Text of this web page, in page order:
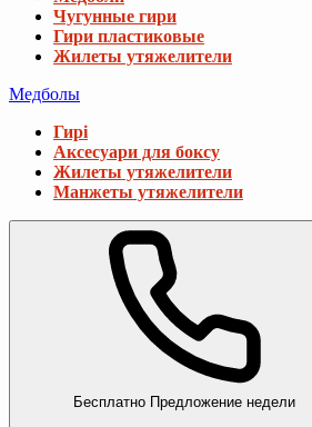
Чугунные гири
Гири пластиковые
Жилеты утяжелители
Медболы
Гирі
Аксесуари для боксу
Жилеты утяжелители
Манжеты утяжелители
Бесплатно Предложение недели